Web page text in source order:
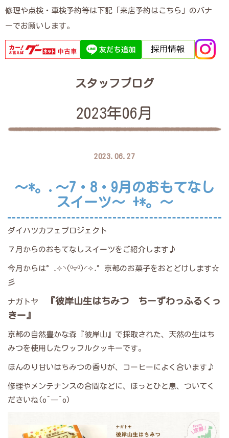
修理や点検・車検予約等は下記「来店予約はこちら」のバナ
ーでお願いします。
スタッフブログ
2023年06月
2023.06.27
～*。.～7・8・9月のおもてなし
スイーツ～ +*。～
ダイハツカフェプロジェクト
７月からのおもてなしスイーツをご紹介します♪
今月からは°˖✧◝(⁰▿⁰)◜✧˖°京都のお菓子をおとどけします☆
彡
ナガトヤ
『彼岸山生はちみつ ちーずわっふるくっ
きー』
京都の自然豊かな森『彼岸山』で採取された、天然の生はち
みつを使用したワッフルクッキーです。
ほんのり甘いはちみつの香りが、コーヒーによく合います♪
修理やメンテナンスの合間などに、ほっとひと息、ついてく
ださいね(o^―^o)